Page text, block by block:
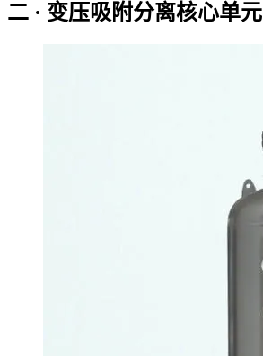
二 · 变压吸附分离核心单元